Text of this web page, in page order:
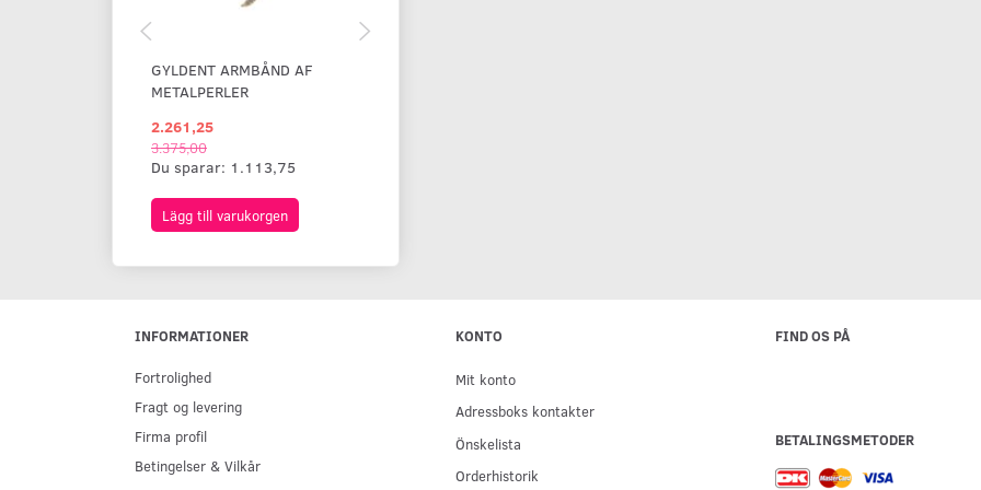
GYLDENT ARMBÅND AF
METALPERLER
2.261,25
3.375,00
Du sparar: 1.113,75
Lägg till varukorgen
INFORMATIONER
Fortrolighed
Fragt og levering
Firma profil
Betingelser & Vilkår
KONTO
Mit konto
Adressboks kontakter
Önskelista
Orderhistorik
FIND OS PÅ
BETALINGSMETODER